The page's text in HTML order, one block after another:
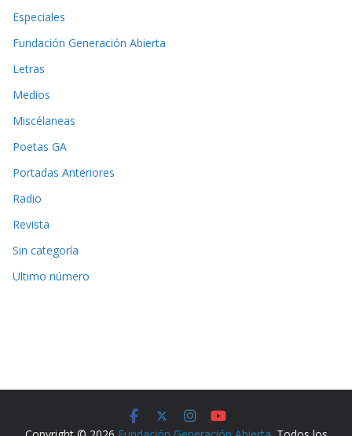
Especiales
Fundación Generación Abierta
Letras
Medios
Miscélaneas
Poetas GA
Portadas Anteriores
Radio
Revista
Sin categoría
Ultimo número